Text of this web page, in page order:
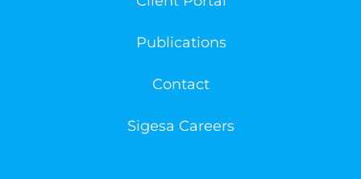
Publications
Contact
Sigesa Careers